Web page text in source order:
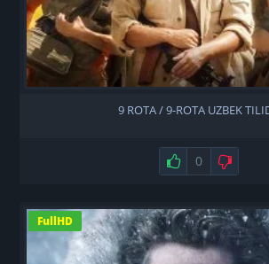
9 ROTA / 9-ROTA UZBEK
Нравится
0 Не
FullHD